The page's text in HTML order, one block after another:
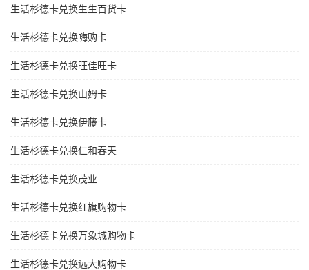
生活杉德卡兑换生生百货卡
生活杉德卡兑换嗨购卡
生活杉德卡兑换旺佳旺卡
生活杉德卡兑换山姆卡
生活杉德卡兑换伊藤卡
生活杉德卡兑换仁和春天
生活杉德卡兑换茂业
生活杉德卡兑换红旗购物卡
生活杉德卡兑换万象城购物卡
生活杉德卡兑换远大购物卡